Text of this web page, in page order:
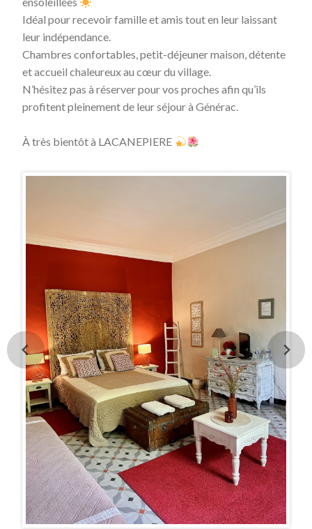
Idéal pour recevoir famille et amis tout en leur laissant
leur indépendance.
Chambres confortables, petit-déjeuner maison, détente
et accueil chaleureux au cœur du village.
N’hésitez pas à réserver pour vos proches afin qu’ils
profitent pleinement de leur séjour à Générac.
À très bientôt à LACANEPIERE